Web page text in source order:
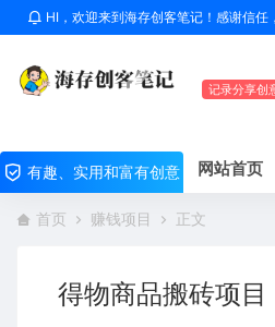
HI，欢迎来到海存创客笔记！感谢信
记录分享创
有趣、实用和富有创意 网站首页
首页 赚钱项目 正文
得物商品搬砖项